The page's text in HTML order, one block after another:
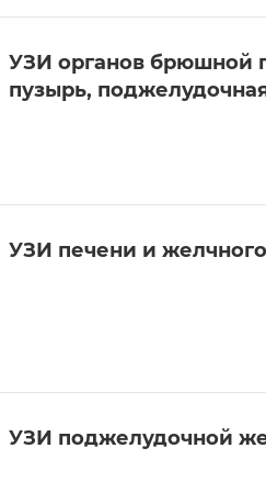
УЗИ органов брюшной
пузырь,
УЗИ печени и
УЗИ поджелудочной